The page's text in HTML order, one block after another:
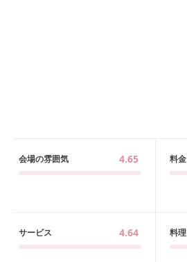
会場の雰囲気 4.65 料金
サービス 4.64 料理